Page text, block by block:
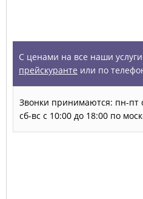
С ценами на все наши
прейскуранте или по
Звонки принимаются: пн-пт
сб-вс с 10:00 до 18:00 по